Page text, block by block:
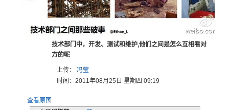
技术部门中，开发、测试和维护,他们之间是怎么互相看对
方的呢
上传： 冯莹
时间：2011年08月25日 星期四 09:19
查看原图